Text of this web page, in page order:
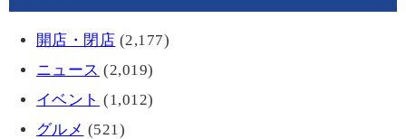
開店・閉店 (2,177)
ニュース (2,019)
イベント (1,012)
グルメ (521)